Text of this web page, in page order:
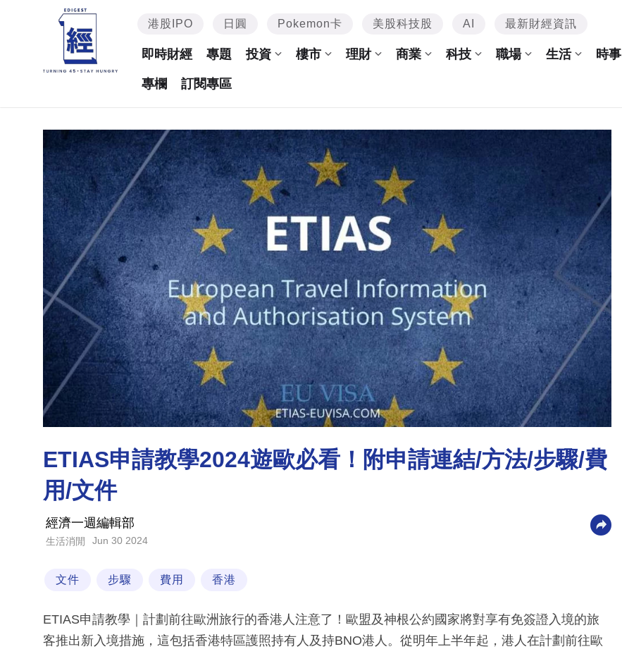
港股IPO 日圓 Pokemon卡 美股科技股 AI 最新財經資訊
即時財經 專題 投資 樓市 理財 商業 科技 職場 生活 時事
專欄 訂閱專區
ETIAS申請教學2024遊歐必看！附申請連結/方法/步驟/費
用/文件
經濟一週編輯部
生活消閒 Jun 30 2024
文件 步驟 費用 香港
ETIAS申請教學｜計劃前往歐洲旅行的香港人注意了！歐盟及神根公約國家將對享有免簽證入境的旅
客推出新入境措施，這包括香港特區護照持有人及持BNO港人。從明年上半年起，港人在計劃前往歐